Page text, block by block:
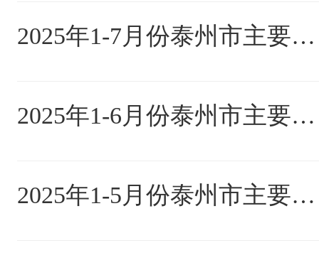
2025年1-7月份泰州市主要指标完成情况
2025年1-6月份泰州市主要指标完成情况
2025年1-5月份泰州市主要经济指标